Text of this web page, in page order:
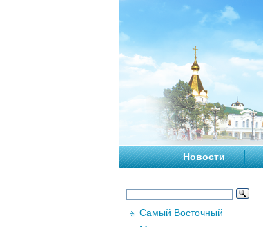
Новости
Самый Восточный